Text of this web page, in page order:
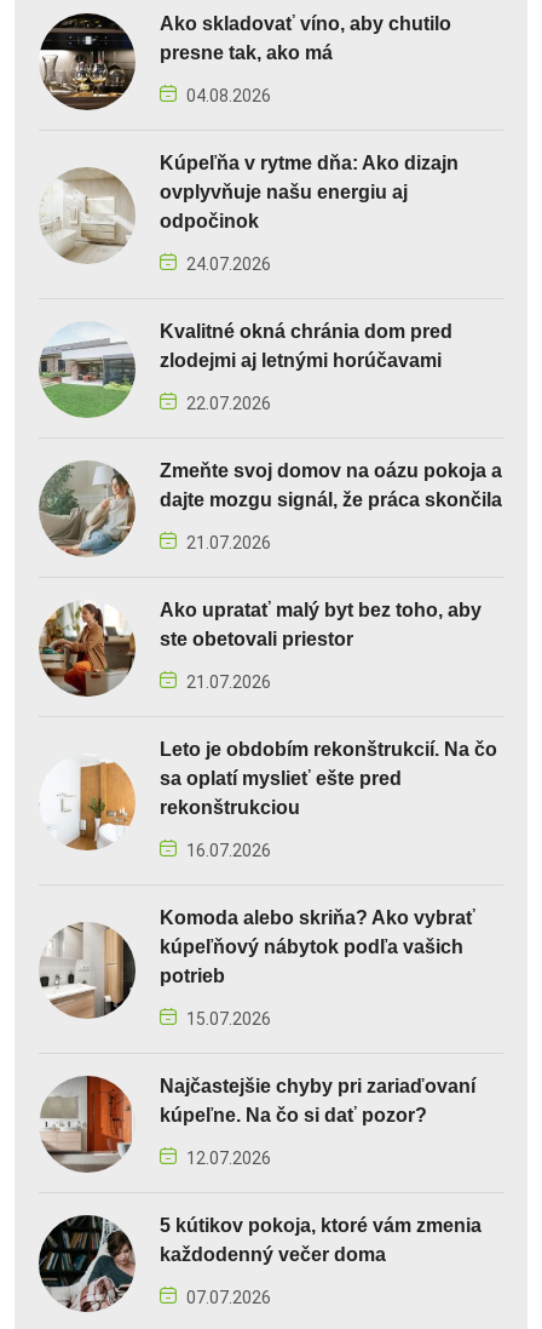
Ako skladovať víno, aby chutilo
presne tak, ako má
04.08.2026
Kúpeľňa v rytme dňa: Ako dizajn
ovplyvňuje našu energiu aj
odpočinok
24.07.2026
Kvalitné okná chránia dom pred
zlodejmi aj letnými horúčavami
22.07.2026
Zmeňte svoj domov na oázu pokoja a
dajte mozgu signál, že práca skončila
21.07.2026
Ako upratať malý byt bez toho, aby
ste obetovali priestor
21.07.2026
Leto je obdobím rekonštrukcií. Na čo
sa oplatí myslieť ešte pred
rekonštrukciou
16.07.2026
Komoda alebo skriňa? Ako vybrať
kúpeľňový nábytok podľa vašich
potrieb
15.07.2026
Najčastejšie chyby pri zariaďovaní
kúpeľne. Na čo si dať pozor?
12.07.2026
5 kútikov pokoja, ktoré vám zmenia
každodenný večer doma
07.07.2026